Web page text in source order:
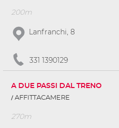
200m
Lanfranchi, 8
331 1390129
A DUE PASSI DAL TRENO
AFFITTACAMERE
270m